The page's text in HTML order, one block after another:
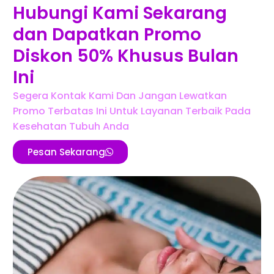
Hubungi Kami Sekarang
dan Dapatkan Promo
Diskon 50% Khusus Bulan
Ini
Segera Kontak Kami Dan Jangan Lewatkan
Promo Terbatas Ini Untuk Layanan Terbaik Pada
Kesehatan Tubuh Anda
Pesan Sekarang